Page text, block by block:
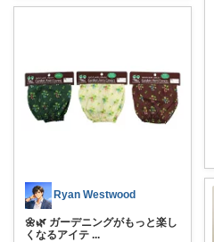
Ryan Westwood
🌼🌿 ガーデニングがもっと楽し
くなるアイテ ...